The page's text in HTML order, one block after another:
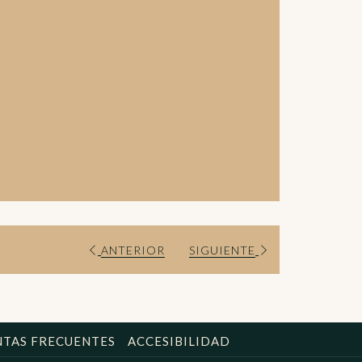
ANTERIOR SIGUIENTE
FRECUENTES ACCESIBILIDAD